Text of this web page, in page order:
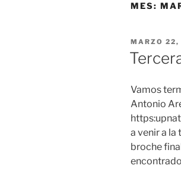
MES:
PUBLICADO
EL
MARZO 22,
Vamos
Antonio
a venir a la
broche